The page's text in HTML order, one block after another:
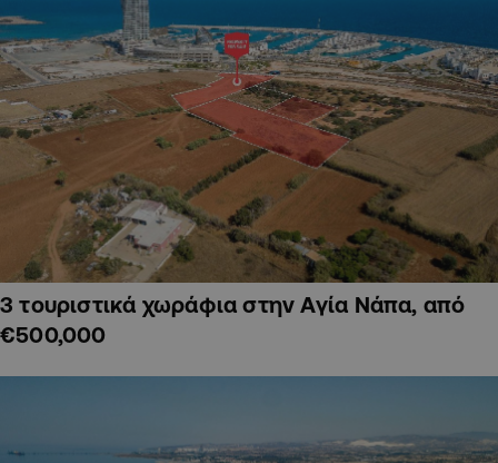
3 τουριστικά χωράφια στην Αγία Νάπα, από
€500,000